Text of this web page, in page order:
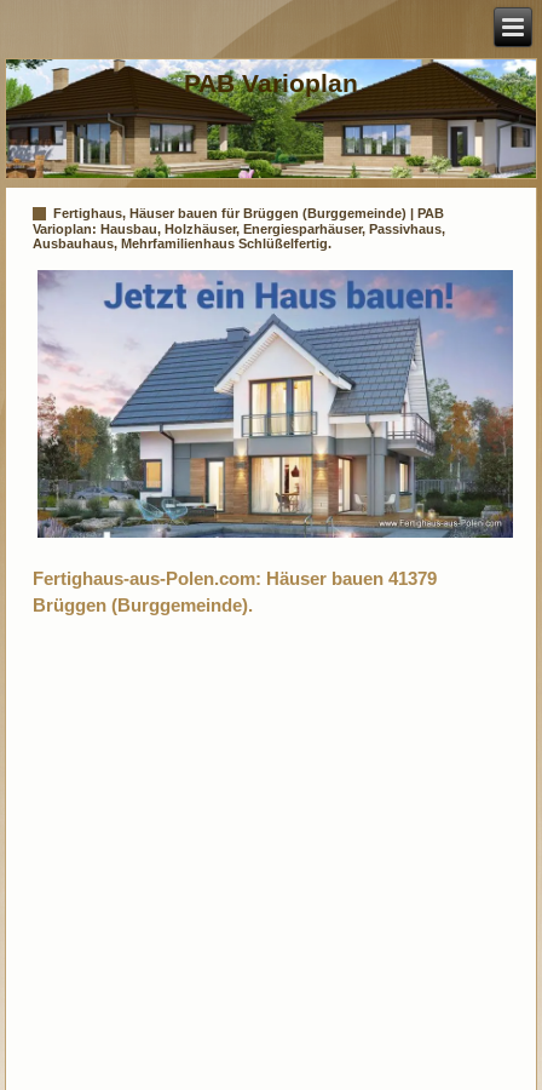
PAB Varioplan
Fertighaus, Häuser bauen für Brüggen (Burggemeinde) | PAB
Varioplan: Hausbau, Holzhäuser, Energiesparhäuser, Passivhaus,
Ausbauhaus, Mehrfamilienhaus Schlüßelfertig.
Fertighaus-aus-Polen.com: Häuser bauen 41379
Brüggen (Burggemeinde).